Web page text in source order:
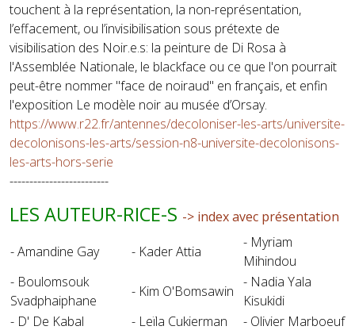
touchent à la représentation, la non-représentation,
l’effacement, ou l’invisibilisation sous prétexte de
visibilisation des Noir.e.s: la peinture de Di Rosa à
l'Assemblée Nationale, le blackface ou ce que l'on pourrait
peut-être nommer "face de noiraud" en français, et enfin
l'exposition Le modèle noir au musée d’Orsay.
https://www.r22.fr/antennes/decoloniser-les-arts/universite-
decolonisons-les-arts/session-n8-universite-decolonisons-
les-arts-hors-serie
-------------------------
LES AUTEUR-RICE-S -> index avec présentation
- Amandine Gay
- Kader Attia
- Myriam
Mihindou
- Boulomsouk
Svadphaiphane
- Kim O'Bomsawin
- Nadia Yala
Kisukidi
- D' De Kabal
- Leïla Cukierman
- Olivier Marboeuf